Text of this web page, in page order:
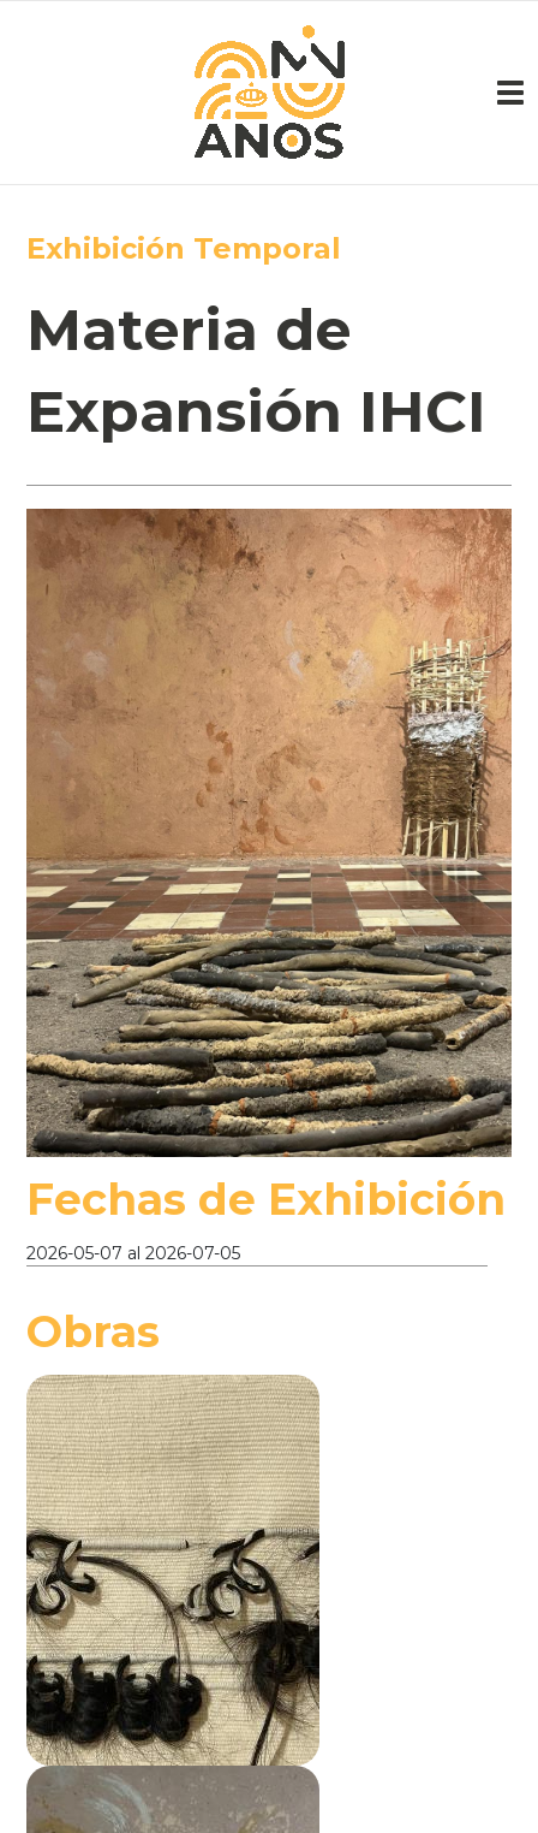
Exhibición Temporal
Materia de
Expansión IHCI
Fechas de Exhibición
2026-05-07 al 2026-07-05
Obras